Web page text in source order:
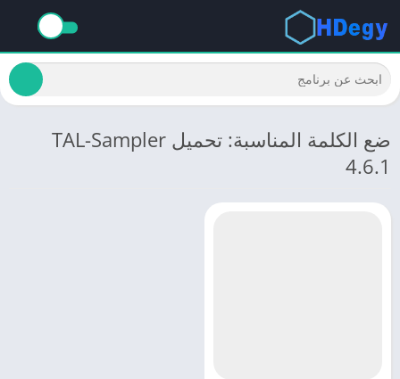
ضع الكلمة المناسبة: تحميل TAL-Sampler
4.6.1